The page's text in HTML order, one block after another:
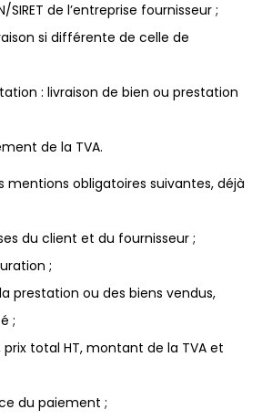
SIRET de l’entreprise fournisseur ;
si différente de celle de
: livraison de bien ou prestation
de la TVA.
mentions obligatoires suivantes, déjà
du client et du fournisseur ;
;
prestation ou des biens vendus,
;
prix total HT, montant de la TVA et
du paiement ;